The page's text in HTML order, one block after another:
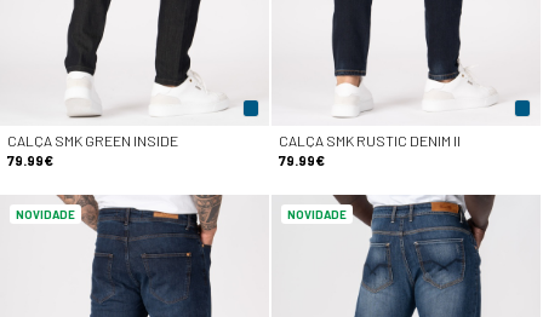
CALÇA SMK GREEN INSIDE
79.99€
CALÇA SMK RUSTIC DENIM II
79.99€
NOVIDADE NOVIDADE